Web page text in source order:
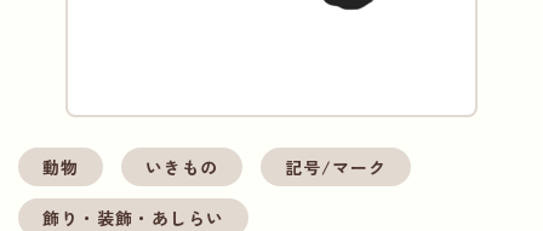
動物 いきもの 記号/マーク
飾り・装飾・あしらい